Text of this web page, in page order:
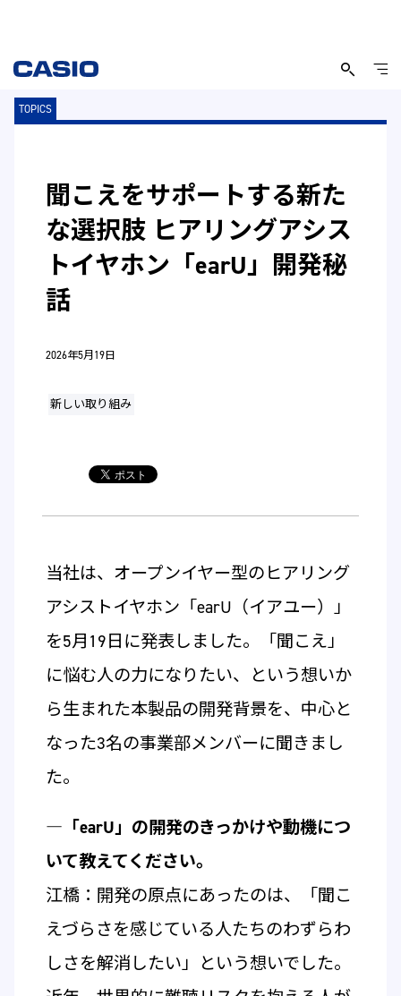
TOPICS
聞こえをサポートする新た
な選択肢 ヒアリングアシス
トイヤホン「earU」開発秘
話
2026年5月19日
新しい取り組み
当社は、オープンイヤー型のヒアリング
アシストイヤホン「earU（イアユー）」
を5月19日に発表しました。「聞こえ」
に悩む人の力になりたい、という想いか
ら生まれた本製品の開発背景を、中心と
なった3名の事業部メンバーに聞きまし
た。
―「earU」の開発のきっかけや動機につ
いて教えてください。
江橋：開発の原点にあったのは、「聞こ
えづらさを感じている人たちのわずらわ
しさを解消したい」という想いでした。